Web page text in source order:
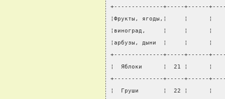
+--------------+-----+------
¦Фрукты, ягоды,¦     ¦
¦виноград,     ¦     ¦
¦арбузы, дыни  ¦     ¦
+--------------+-----+------
¦  Яблоки      ¦  21 ¦
+--------------+-----+------
¦  Груши       ¦  22 ¦